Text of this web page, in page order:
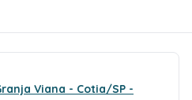
Viana - Cotia/SP -